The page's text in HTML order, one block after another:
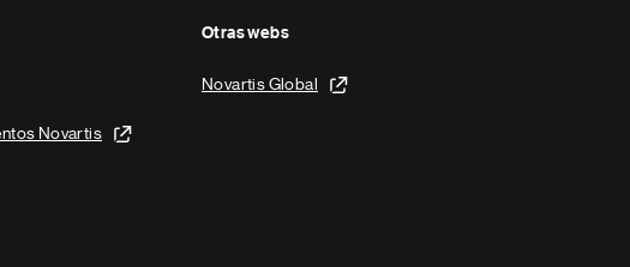
Novartis
Otras webs
Novartis Global